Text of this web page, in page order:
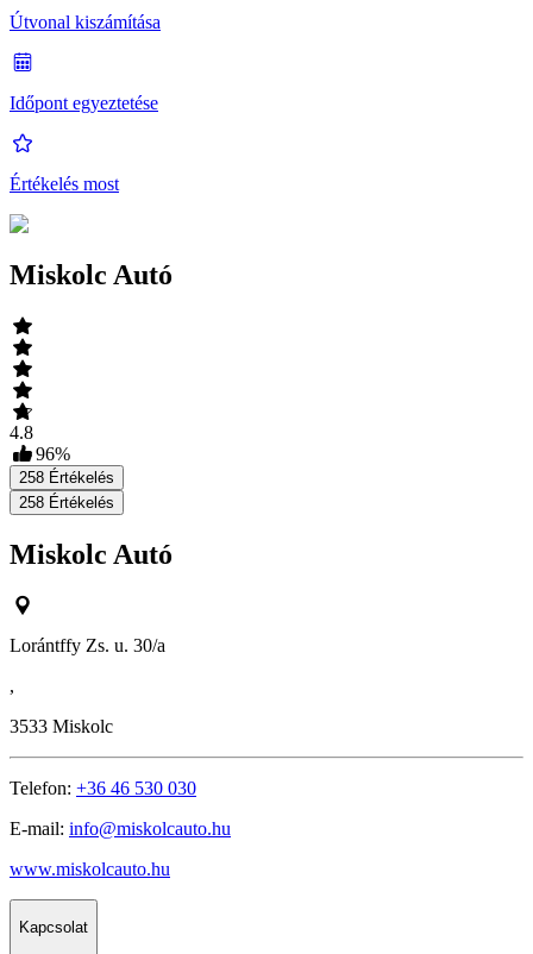
Útvonal kiszámítása
Időpont egyeztetése
Értékelés most
Miskolc Autó
4.8
96%
258 Értékelés
258 Értékelés
Miskolc Autó
Lorántffy Zs. u. 30/a
,
3533 Miskolc
Telefon: +36 46 530 030
E-mail: info@miskolcauto.hu
www.miskolcauto.hu
Kapcsolat